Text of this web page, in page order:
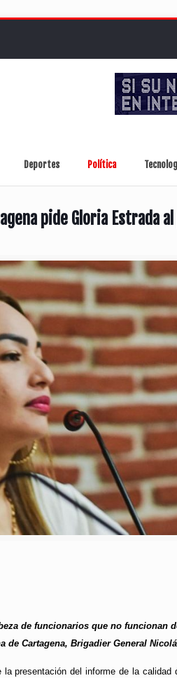
Deportes Política
pide Gloria Estrada
de funcionarios que no funcionan
de Cartagena, Brigadier General
la presentación del informe de la